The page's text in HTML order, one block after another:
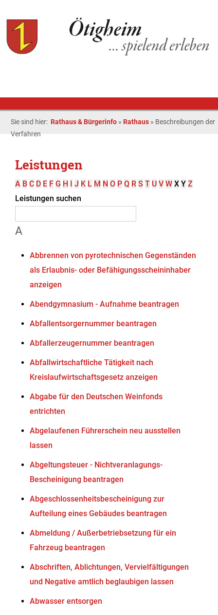
Sie sind hier: Rathaus & Bürgerinfo » Rathaus » Beschreibungen der
Verfahren
Leistungen
A B C D E F G H I J K L M N O P Q R S T U V W X Y Z
Leistungen suchen
A
Abbrennen von pyrotechnischen Gegenständen
als Erlaubnis- oder Befähigungsscheininhaber
anzeigen
Abendgymnasium - Aufnahme beantragen
Abfallentsorgernummer beantragen
Abfallerzeugernummer beantragen
Abfallwirtschaftliche Tätigkeit nach
Kreislaufwirtschaftsgesetz anzeigen
Abgabe für den Deutschen Weinfonds
entrichten
Abgelaufenen Führerschein neu ausstellen
lassen
Abgeltungsteuer - Nichtveranlagungs-
Bescheinigung beantragen
Abgeschlossenheitsbescheinigung zur
Aufteilung eines Gebäudes beantragen
Abmeldung / Außerbetriebsetzung für ein
Fahrzeug beantragen
Abschriften, Ablichtungen, Vervielfältigungen
und Negative amtlich beglaubigen lassen
Abwasser entsorgen